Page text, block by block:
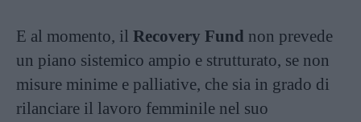
E al momento, il Recovery Fund non prevede
un piano sistemico ampio e strutturato, se non
misure minime e palliative, che sia in grado di
rilanciare il lavoro femminile nel suo